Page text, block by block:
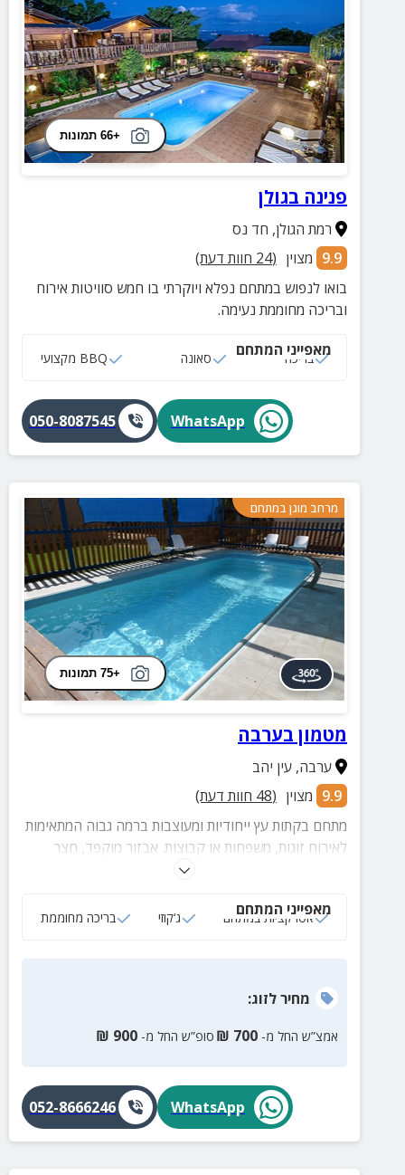
+66 תמונות
פנינה בגולן
רמת הגולן, חד נס
9.9 מצוין (
24 חוות דעת)
בואו לנפוש במתחם נפלא ויוקרתי בו חמש סוויטות אירוח
ובריכה מחוממת נעימה.
מאפייני המתחם
בריכה סאונה BBQ מקצועי
WhatsApp
050-8087545
מרחב מוגן במתחם
+75 תמונות
מטמון בערבה
ערבה,עין יהב
9.9 מצוין (
48 חוות דעת)
מתחם בקתות עץ ייחודיות ומעוצבות ברמה גבוה המתאימות
לאירוח זוגות, משפחות או קבוצות. אבזור מוקפד, חצר
מושקעת עם מתקני גריל, מרחבי דשא, בריכה (מחוממת
מאפייני המתחם
אטרקציות במתחם ג‘קוזי בריכה מחוממת
מחירלזוג:
אמצ”ש החל מ- 700
₪ סופ”ש החל מ- 900
₪
WhatsApp
052-8666246